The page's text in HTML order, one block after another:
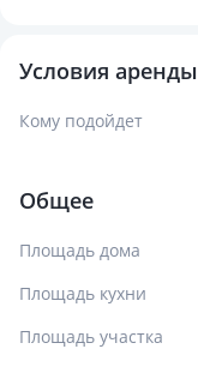
Условия аренды
Кому подойдет
Общее
Площадь дома
Площадь кухни
Площадь участка